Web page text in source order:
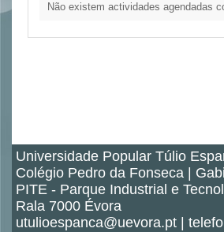
Não existem actividades agendadas
Universidade Popular Túlio
Colégio Pedro da Fonseca |
PITE - Parque Industrial e
Rala 7000 Évora
utulioespanca@uevora.pt |